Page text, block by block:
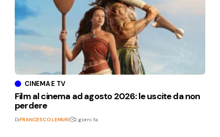
CINEMA E TV
Film al cinema ad agosto 2026: le uscite da non
perdere
DiFRANCESCO LEMURI 2 giorni fa